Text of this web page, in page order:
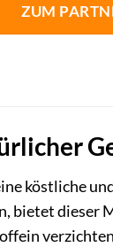
ZUM
köstliche
bietet dieser